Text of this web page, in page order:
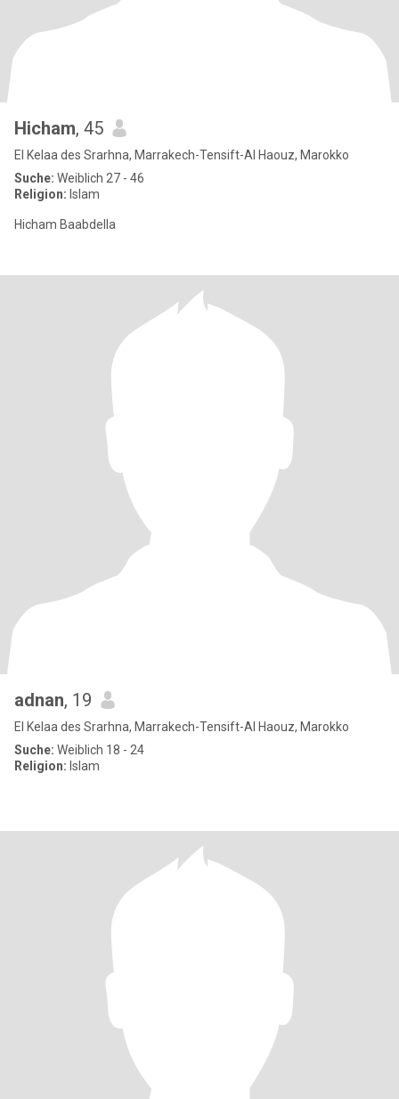
Hicham, 45
El Kelaa des Srarhna, Marrakech-Tensift-Al Haouz, Marokko
Suche: Weiblich 27 - 46
Religion: Islam
Hicham Baabdella
adnan, 19
El Kelaa des Srarhna, Marrakech-Tensift-Al Haouz, Marokko
Suche: Weiblich 18 - 24
Religion: Islam